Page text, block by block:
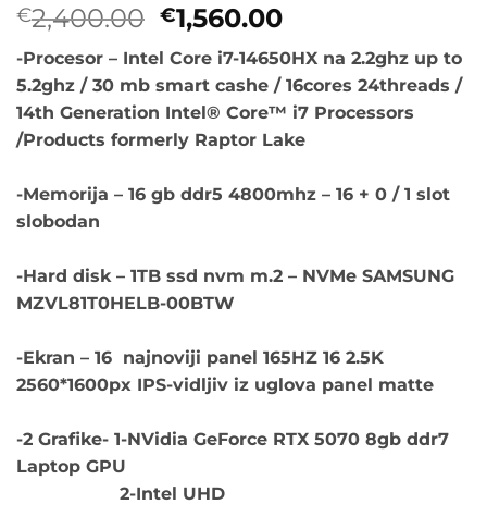
€2,400.00 Originalna
cena
je
bila:
€2,400.00.
€1,560.00Trenutna
cena
je:
€1,560.00.
-Procesor – Intel Core i7-14650HX na 2.2ghz up to
5.2ghz / 30 mb smart cashe / 16cores 24threads /
14th Generation Intel® Core™ i7 Processors
/Products formerly Raptor Lake
-Memorija – 16 gb ddr5 4800mhz – 16 + 0 / 1 slot
slobodan
-Hard disk – 1TB ssd nvm m.2 – NVMe SAMSUNG
MZVL81T0HELB-00BTW
-Ekran – 16 najnoviji panel 165HZ 16 2.5K
2560*1600px IPS-vidljiv iz uglova panel matte
-2 Grafike- 1-NVidia GeForce RTX 5070 8gb ddr7
Laptop GPU
2-Intel UHD